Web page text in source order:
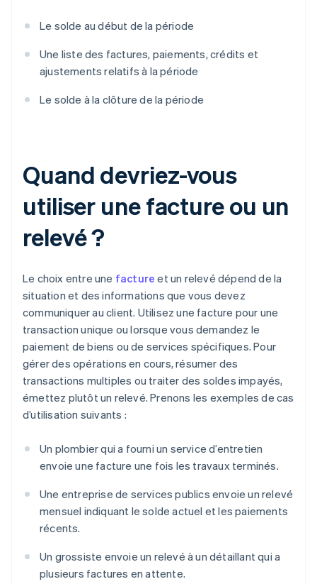
Le solde au début de la période
Une liste des factures, paiements, crédits et
ajustements relatifs à la période
Le solde à la clôture de la période
Quand devriez-vous
utiliser une facture ou un
relevé ?
Le choix entre une facture et un relevé dépend de la
situation et des informations que vous devez
communiquer au client. Utilisez une facture pour une
transaction unique ou lorsque vous demandez le
paiement de biens ou de services spécifiques. Pour
gérer des opérations en cours, résumer des
transactions multiples ou traiter des soldes impayés,
émettez plutôt un relevé. Prenons les exemples de cas
d’utilisation suivants :
Un plombier qui a fourni un service d’entretien
envoie une facture une fois les travaux terminés.
Une entreprise de services publics envoie un relevé
mensuel indiquant le solde actuel et les paiements
récents.
Un grossiste envoie un relevé à un détaillant qui a
plusieurs factures en attente.